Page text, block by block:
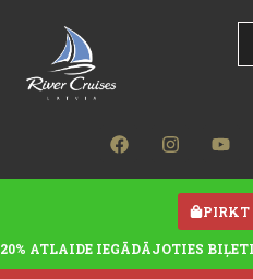
PIRKT
20% ATLAIDE IEGĀDĀJOTIES